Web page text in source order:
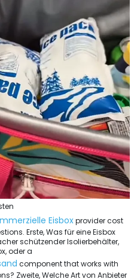
Eisboxprovider cost
. Erste, Was für eine Eisbox
schützender Isolierbehälter,
oder a
component that works with
? Zweite, Welche Art von Anbieter